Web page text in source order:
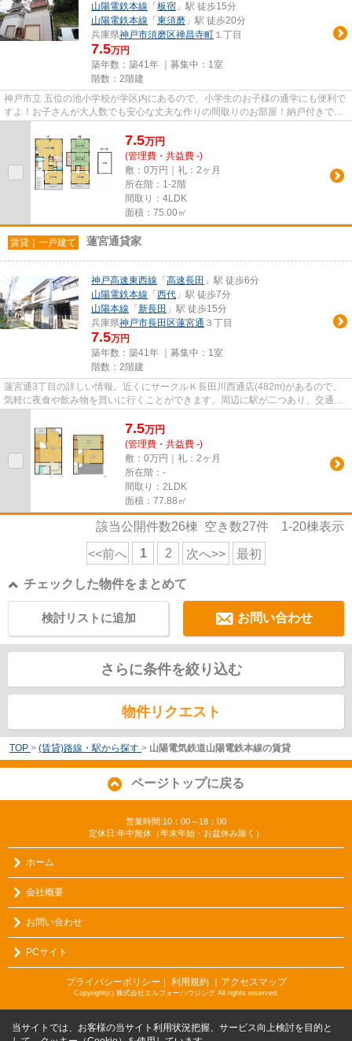
山陽電鉄本線 「 板宿 」駅 徒歩15分
山陽電鉄本線 「 東須磨 」駅 徒歩20分
兵庫県神戸市須磨区禅昌寺町 １丁目
7.5万円
築年数：築41年 ｜募集中： 1室
階数：2階建
神戸市立 五位の池小学校が学区内にあるので、小学生のお子様の通学にも便利で
すよ！お子さんが大人数でも安心な丈夫な作りの間取りのお部屋！納戸付きで
7.5万円
(管理費・共益費 -)
敷：0万円｜礼：2ヶ月
所在階：1-2階
間取り：4LDK
面積：75.00㎡
賃貸｜一戸建て 蓮宮通貸家
神戸高速東西線 「 高速長田 」駅 徒歩6分
山陽電鉄本線 「 西代 」駅 徒歩7分
山陽本線 「 新長田 」駅 徒歩15分
兵庫県神戸市長田区蓮宮通 ３丁目
7.5万円
築年数：築41年 ｜募集中： 1室
階数：2階建
蓮宮通3丁目の詳しい情報。近くにサークルＫ長田川西通店(482m)があるので、
気軽に夜食や飲み物を買いに行くことができます。周辺に駅が二つあり、交通の
7.5万円
(管理費・共益費 -)
敷：0万円｜礼：2ヶ月
所在階：-
間取り：2LDK
面積：77.88㎡
該当公開件数26棟 空き数27件 1-20棟表示
<<前へ 1 2 次へ>> 最初
チェックした物件をまとめて
お問い合わせ
検討リストに追加
さらに条件を絞り込む
物件リクエスト
TOP > (賃貸)路線・駅から探す > 山陽電気鉄道山陽電鉄本線の賃貸
ページトップに戻る
営業時間:10：00～18：00
定休日:年中無休（年末年始・お盆休み除く）
ホーム
会社概要
お問い合わせ
PCサイト
プライバシーポリシー ｜ 利用規約 ｜アクセスマップ
Copyright(c) 株式会社エルフォーハウジング All rights reserved.
当サイトでは、お客様の当サイト利用状況把握、サービス向上検討を目的と